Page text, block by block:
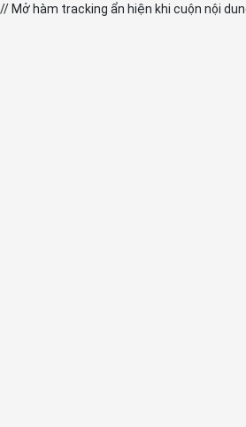
// Mở hàm tracking ẩn hiện khi cuộn nội